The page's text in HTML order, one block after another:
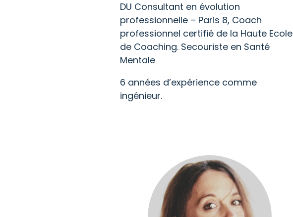
DU Consultant en évolution
professionnelle – Paris 8, Coach
professionnel certifié de la Haute Ecole
de Coaching. Secouriste en Santé
Mentale
6 années d’expérience comme
ingénieur.